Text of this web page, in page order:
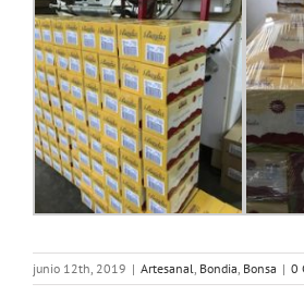
junio 12th, 2019 | Artesanal Bondia Bonsa | 0